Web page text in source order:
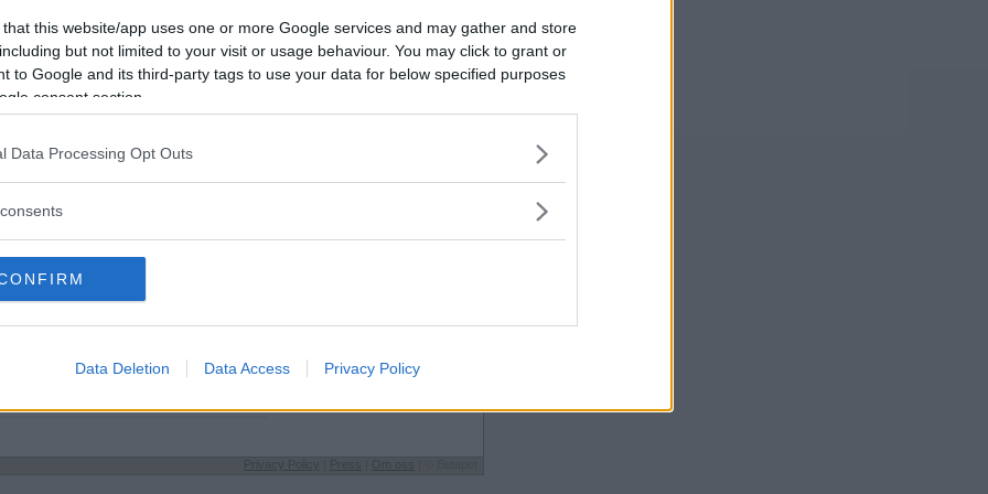
that this website/app uses one or more Google services and may gather and store
but not limited to your visit or usage behaviour. You may click to grant or
to Google and its third-party tags to use your data for below specified purposes
consent section.
Data Processing Opt Outs
Data Deletion Data Access Privacy Policy
Avbrutna
4
Oavgjorda
6
på Jag äter
Vegetariskt
Seeeeg
Y
Vill du bli
medlem?